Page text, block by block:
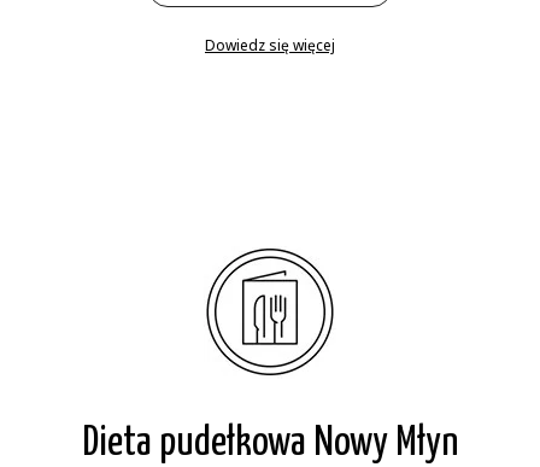
Dowiedz się więcej
Dieta pudełkowa Nowy Młyn